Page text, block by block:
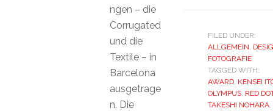
FILED UNDER:
ALLGEMEIN,
FOTOGRAFIE
TAGGED WITH:
AWARD, KENSEI
OLYMPUS, RED
TAKESHI NOHARA,
ngen – die
Corrugated
und die
Textile – in
Barcelona
ausgetrage
n. Die